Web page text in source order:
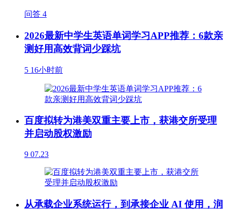
问答 4
2026最新中学生英语单词学习APP推荐：6款亲
测好用高效背词少踩坑
5 16小时前
百度拟转为港美双重主要上市，获港交所受理
并启动股权激励
9 07.23
从承载企业系统运行，到承接企业 AI 使用，润